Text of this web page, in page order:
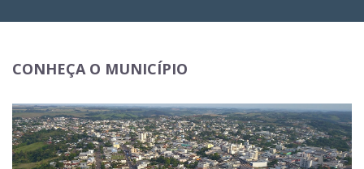
CONHEÇA O MUNICÍPIO